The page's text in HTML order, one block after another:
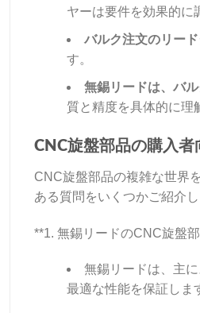
ヤーは要件を効果的に
バルク注文のリー
す。
無錫リードは、バ
質と精度を具体的に理
CNC旋盤部品の購入者
CNC旋盤部品の複雑な世界
ある質問をいくつかご紹介し
**1. 無錫リードのCNC旋盤
無錫リードは、主
最適な性能を保証しま